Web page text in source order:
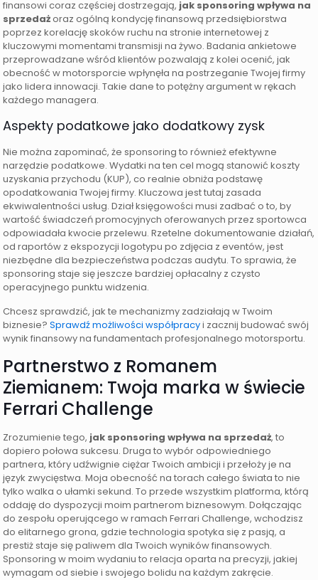
finansowi coraz częściej dostrzegają, jak sponsoring wpływa na
sprzedażoraz ogólną kondycję finansową przedsiębiorstwa
poprzez korelację skoków ruchu na stronie internetowej z
kluczowymi momentami transmisji na żywo. Badania ankietowe
przeprowadzane wśród klientów pozwalają z kolei ocenić, jak
obecność w motorsporcie wpłynęła na postrzeganie Twojej firmy
jako lidera innowacji. Takie dane to potężny argument w rękach
każdego managera.
Aspekty podatkowe jako dodatkowy zysk
Nie można zapominać, że sponsoring to również efektywne
narzędzie podatkowe. Wydatki na ten cel mogą stanowić koszty
uzyskania przychodu (KUP), co realnie obniża podstawę
opodatkowania Twojej firmy. Kluczowa jest tutaj zasada
ekwiwalentności usług. Dział księgowości musi zadbać o to, by
wartość świadczeń promocyjnych oferowanych przez sportowca
odpowiadała kwocie przelewu. Rzetelne dokumentowanie działań,
od raportów z ekspozycji logotypu po zdjęcia z eventów, jest
niezbędne dla bezpieczeństwa podczas audytu. To sprawia, że
sponsoring staje się jeszcze bardziej opłacalny z czysto
operacyjnego punktu widzenia.
Chcesz sprawdzić, jak te mechanizmy zadziałają w Twoim
biznesie?Sprawdź możliwości współpracyi zacznij budować swój
wynik finansowy na fundamentach profesjonalnego motorsportu.
Partnerstwo z Romanem
Ziemianem: Twoja marka w świecie
Ferrari Challenge
Zrozumienie tego, jak sponsoring wpływa na sprzedaż, to
dopiero połowa sukcesu. Druga to wybór odpowiedniego
partnera, który udźwignie ciężar Twoich ambicji i przełoży je na
język zwycięstwa. Moja obecność na torach całego świata to nie
tylko walka o ułamki sekund. To przede wszystkim platforma, którą
oddaję do dyspozycji moim partnerom biznesowym. Dołączając
do zespołu operującego w ramach Ferrari Challenge, wchodzisz
do elitarnego grona, gdzie technologia spotyka się z pasją, a
prestiż staje się paliwem dla Twoich wyników finansowych.
Sponsoring w moim wydaniu to relacja oparta na precyzji, jakiej
wymagam od siebie i swojego bolidu na każdym zakręcie.